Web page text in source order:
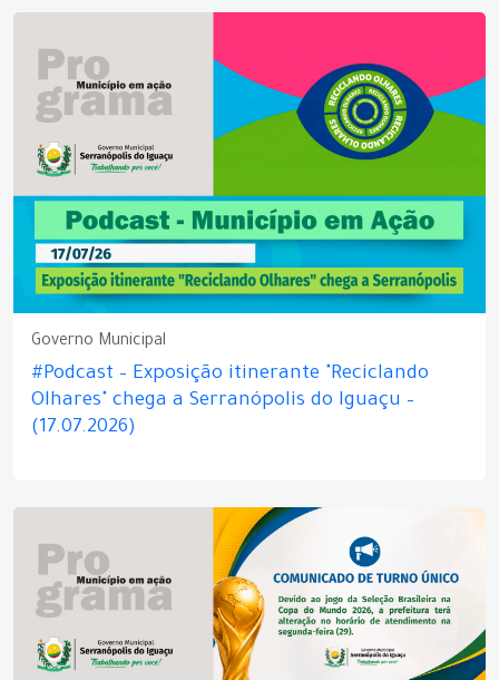
Governo Municipal
#Podcast – Exposição itinerante "Reciclando
Olhares" chega a Serranópolis do Iguaçu –
(17.07.2026)